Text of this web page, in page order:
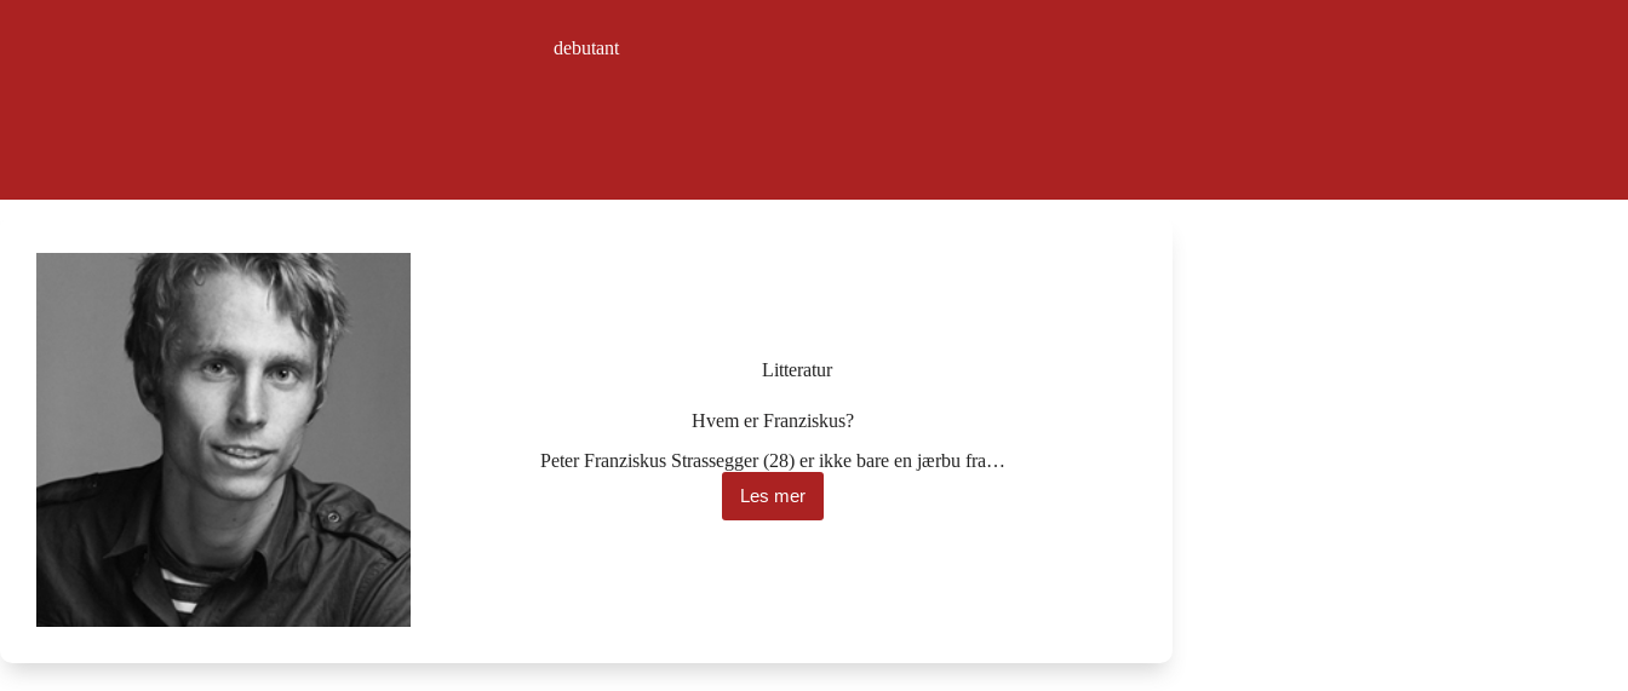
debutant
Litteratur
Hvem er Franziskus?
Peter Franziskus Strassegger (28) er ikke bare en jærbu fra…
Les mer
Hvem
er